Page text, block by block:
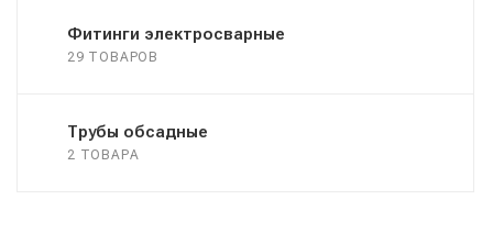
Фитинги электросварные
29 ТОВАРОВ
Трубы обсадные
2 ТОВАРА